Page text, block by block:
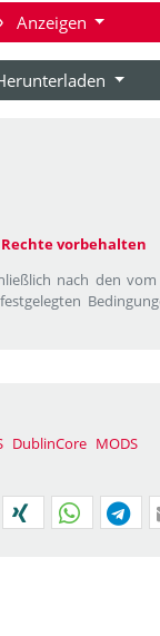
Anzeigen
vorbehalten
nach den
festgelegten
DublinCore MODS